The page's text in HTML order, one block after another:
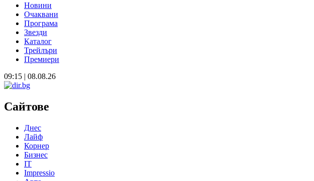
Новини
Очаквани
Програма
Звезди
Каталог
Трейлъри
Премиери
09:15 | 08.08.26
Сайтове
Днес
Лайф
Корнер
Бизнес
IT
Impressio